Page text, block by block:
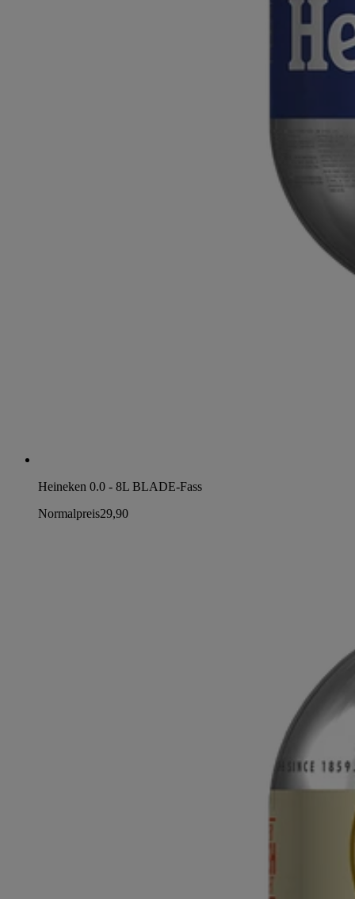
Heineken 0.0 - 8L BLADE-Fass
Normalpreis29,90